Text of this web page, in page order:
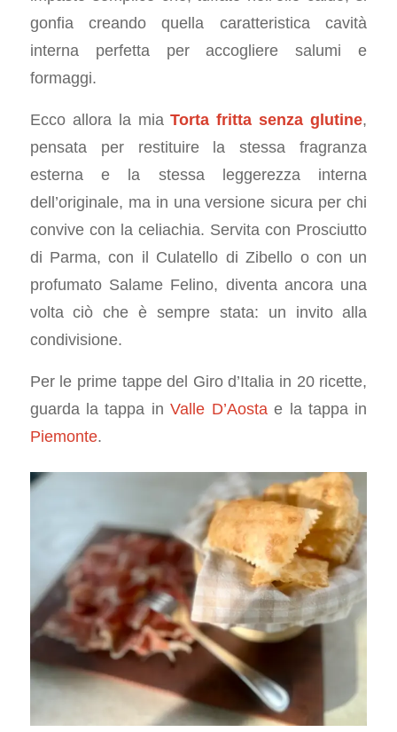
gonfia creando quella caratteristica cavità
interna perfetta per accogliere salumi e
formaggi.
Ecco allora la miaTorta fritta senza glutine,
pensata per restituire la stessa fragranza
esterna e la stessa leggerezza interna
dell’originale, ma in una versione sicura per chi
convive con la celiachia. Servita con Prosciutto
di Parma, con il Culatello di Zibello o con un
profumato Salame Felino, diventa ancora una
volta ciò che è sempre stata: un invito alla
condivisione.
Per le prime tappe del Giro d’Italia in 20 ricette,
guarda la tappa inValle D’Aosta e la tappa in
Piemonte.